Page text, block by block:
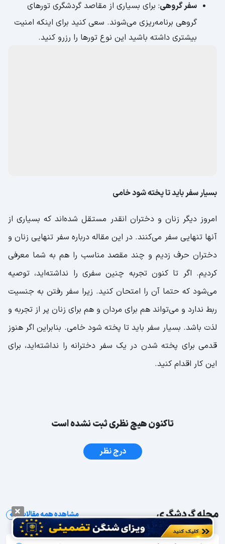
سفر گروهی: برای بسیاری از مقاصد گردشگری تورهای
گروهی برنامه‌ریزی می‌شوند. سعی کنید برای اینکه امنیت
بیشتری داشته باشید این نوع تورها را رزرو کنید.
بسیار سفر باید تا پخته شود خامی
امروز دیگر زنان و دختران انقدر مستقل شده‌اند که بسیاری از
آنها تنهایی سفر می‌کنند. در این مقاله درباره سفر تنهایی زنان و
دختران حرف زدیم و چند مقصد مناسب را هم به شما معرفی
کردیم. اگر تا کنون تجربه چنین سفری را نداشته‌اید، توصیه
می‌شود که حتما آن را امتحان کنید. زیرا سفر رفتن به جنسیت
ربط ندارد و می‌تواند هم برای مردان و هم برای زنان پر از تجربه و
لذت باشد. بسیار سفر باید تا پخته شود خامی. بنابراین اگر هنوز
قدمی برای پخته شدن در یک سفر دخترانه را نداشته‌اید، برای
این کار اقدام کنید.
تاکنون هیچ نظری ثبت نشده است
درج نظر
مجله گردشگری مشاهده همه مقالات
شب‌های مشهد کجا بریم؟ معرفی 35 جاهای دیدنی